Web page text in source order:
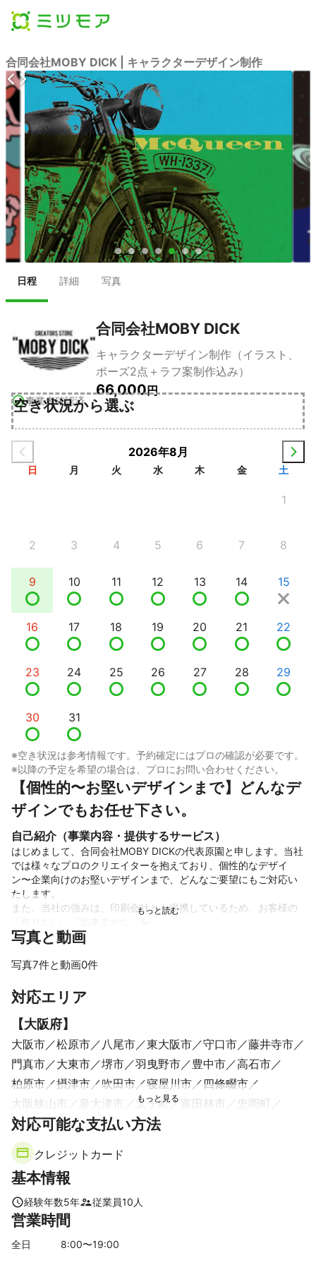
合同会社MOBY DICK | キャラクターデザイン制作
● ● ● ● ● ● ●
日程 詳細 写真
事業者確認済
合同会社MOBY DICK
キャラクターデザイン制作（イラスト、
ポーズ2点＋ラフ案制作込み）
66,000円
空き状況から選ぶ
2026年8月
日 月 火 水 木 金 土
1
2 3 4 5 6 7 8
9 10 11 12 13 14 15
16 17 18 19 20 21 22
23 24 25 26 27 28 29
30 31
※空き状況は参考情報です。予約確定にはプロの確認が必要です。
※以降の予定を希望の場合は、プロにお問い合わせください。
【個性的〜お堅いデザインまで】どんなデ
ザインでもお任せ下さい。
自己紹介（事業内容・提供するサービス）
はじめまして、合同会社MOBY DICKの代表原園と申します。当社
では様々なプロのクリエイターを抱えており、個性的なデザイ
ン〜企業向けのお堅いデザインまで、どんなご要望にもご対応い
たします。
また、当社の強みは、印刷会社とも提携しているため、お客様の
多彩なリソースでカタチにすることが可能です。
一貫したクリエイティブな作品を作ることができます。
【映像制作実績】
s』のpachae - [ハツがハツラツ] のMusic Videoを制作。
■メジャーアーティスト 作人 - [Dear Sister (2022 ver.) ]
ほか、Dr. Smokin' Frog - [LET ME FEEL SO GOOD] 、猫背のネイ
ビーセゾン - [偽り切ないな]、tonerico - [NEW RECORD!!]、POP
ART TOWN - [ART MUSEUM]、“DANNY BOY” - [Where are we
going]、YELLOW SHOES MAN - [未来の花嫁] など。
【デザイン制作実績】
■イベントチラシ『Storm』
■一般社団法人All of Art(名刺・ロゴ)
■合同会社campus(名刺）
以上。
【音楽制作実績】
写真と動画
写真7件と動画0件
対応エリア
【大阪府】
大阪市 松原市 八尾市 東大阪市 守口市
藤井寺市
門真市
大東市 堺市 羽曳野市 豊中市
高石市
柏原市
摂津市 吹田市 寝屋川市
四條畷市
大阪狭山市
泉大津市 太子町 富田林市
忠岡町
池田市
交野市 河南町 茨木市
枚方市
貝塚市
豊能町 島本町
泉南市
能勢町
【奈良県】
三郷町 平群町
上牧町
河合町 安堵町
対応可能な支払い方法
クレジットカード
基本情報
経験年数5年 従業員10 人
営業時間
全日 8:00〜19:00